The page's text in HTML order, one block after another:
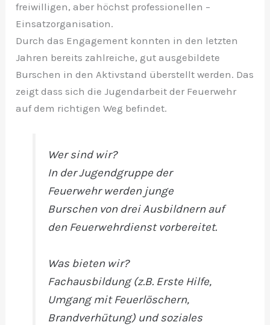
freiwilligen, aber höchst professionellen –
Einsatzorganisation.
Durch das Engagement konnten in den letzten
Jahren bereits zahlreiche, gut ausgebildete
Burschen in den Aktivstand überstellt werden. Das
zeigt dass sich die Jugendarbeit der Feuerwehr
auf dem richtigen Weg befindet.
Wer sind wir?
In der Jugendgruppe der
Feuerwehr werden junge
Burschen von drei Ausbildnern auf
den Feuerwehrdienst vorbereitet.
Was bieten wir?
Fachausbildung (z.B. Erste Hilfe,
Umgang mit Feuerlöschern,
Brandverhütung) und soziales